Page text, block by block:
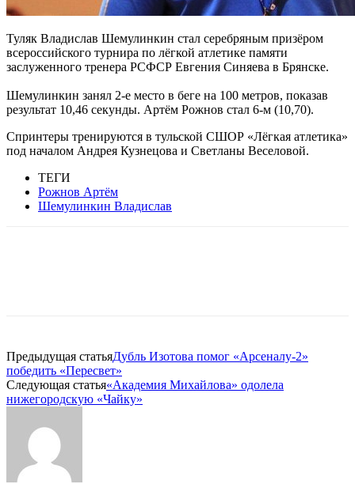
Туляк Владислав Шемулинкин стал серебряным призёром
всероссийского турнира по лёгкой атлетике памяти
заслуженного тренера РСФСР Евгения Синяева в Брянске.
Шемулинкин занял 2-е место в беге на 100 метров, показав
результат 10,46 секунды. Артём Рожнов стал 6-м (10,70).
Спринтеры тренируются в тульской СШОР «Лёгкая атлетика»
под началом Андрея Кузнецова и Светланы Веселовой.
ТЕГИ
Рожнов Артём
Шемулинкин Владислав
Предыдущая статьяДубль Изотова помог «Арсеналу-2»
победить «Пересвет»
Следующая статья«Академия Михайлова» одолела
нижегородскую «Чайку»